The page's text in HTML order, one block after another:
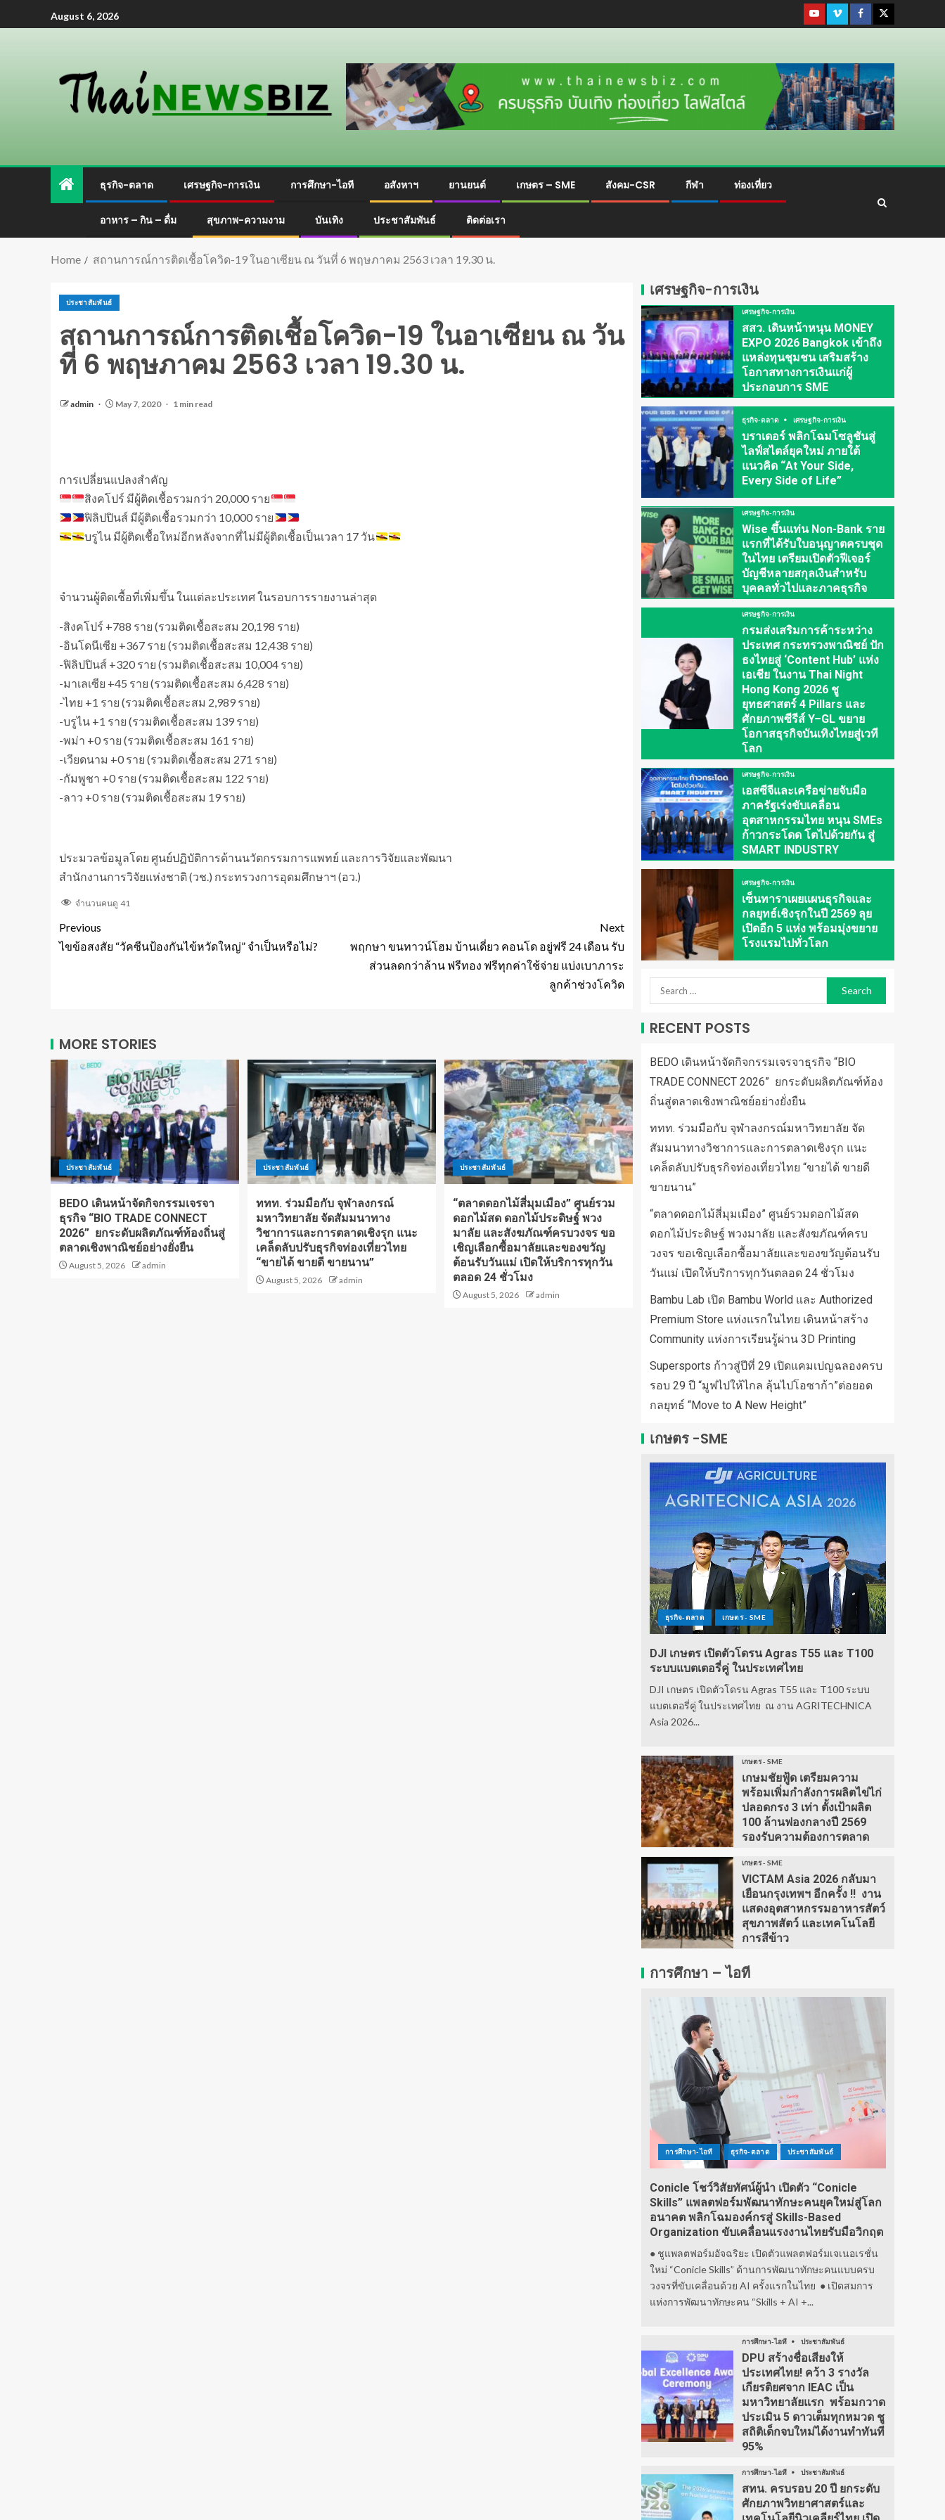
August 6, 2026
ธุรกิจ-ตลาด เศรษฐกิจ-การเงิน การศึกษา-ไอที อสังหาฯ ยานยนต์ เกษตร – SME สังคม-CSR กีฬา ท่องเที่ยว
อาหาร – กิน – ดื่ม สุขภาพ-ความงาม บันเทิง ประชาสัมพันธ์ ติดต่อเรา
Home สถานการณ์การติดเชื้อโควิด-19 ในอาเซียน ณ วันที่ 6 พฤษภาคม 2563 เวลา 19.30 น.
ประชาสัมพันธ์
สถานการณ์การติดเชื้อโควิด-19 ในอาเซียน ณ วัน
ที่ 6 พฤษภาคม 2563 เวลา 19.30 น.
admin May 7, 2020 1 min read
การเปลี่ยนแปลงสำคัญ
สิงคโปร์ มีผู้ติดเชื้อรวมกว่า 20,000 ราย
ฟิลิปปินส์ มีผู้ติดเชื้อรวมกว่า 10,000 ราย
บรูไน มีผู้ติดเชื้อใหม่อีกหลังจากที่ไม่มีผู้ติดเชื้อเป็นเวลา 17 วัน
จำนวนผู้ติดเชื้อที่เพิ่มขึ้น ในแต่ละประเทศ ในรอบการรายงานล่าสุด
-สิงคโปร์ +788 ราย (รวมติดเชื้อสะสม 20,198 ราย)
-อินโดนีเซีย +367 ราย (รวมติดเชื้อสะสม 12,438 ราย)
-ฟิลิปปินส์ +320 ราย (รวมติดเชื้อสะสม 10,004 ราย)
-มาเลเซีย +45 ราย (รวมติดเชื้อสะสม 6,428 ราย)
-ไทย +1 ราย (รวมติดเชื้อสะสม 2,989 ราย)
-บรูไน +1 ราย (รวมติดเชื้อสะสม 139 ราย)
-พม่า +0 ราย (รวมติดเชื้อสะสม 161 ราย)
-เวียดนาม +0 ราย (รวมติดเชื้อสะสม 271 ราย)
-กัมพูชา +0 ราย (รวมติดเชื้อสะสม 122 ราย)
-ลาว +0 ราย (รวมติดเชื้อสะสม 19 ราย)
ประมวลข้อมูลโดย ศูนย์ปฏิบัติการด้านนวัตกรรมการแพทย์ และการวิจัยและพัฒนา
สำนักงานการวิจัยแห่งชาติ (วช.) กระทรวงการอุดมศึกษาฯ (อว.)
จำนวนคนดู 41
Previous
ไขข้อสงสัย “วัคซีนป้องกันไข้หวัดใหญ่” จำเป็นหรือไม่?
Next
พฤกษา ขนทาวน์โฮม บ้านเดี่ยว คอนโด อยู่ฟรี 24 เดือน รับ
ส่วนลดกว่าล้าน ฟรีทอง ฟรีทุกค่าใช้จ่าย แบ่งเบาภาระ
ลูกค้าช่วงโควิด
MORE STORIES
ประชาสัมพันธ์
BEDO เดินหน้าจัดกิจกรรมเจรจา
ธุรกิจ “BIO TRADE CONNECT
2026” ยกระดับผลิตภัณฑ์ท้องถิ่นสู่
ตลาดเชิงพาณิชย์อย่างยั่งยืน
August 5, 2026 admin
ประชาสัมพันธ์
ททท. ร่วมมือกับ จุฬาลงกรณ์
มหาวิทยาลัย จัดสัมมนาทาง
วิชาการและการตลาดเชิงรุก แนะ
เคล็ดลับปรับธุรกิจท่องเที่ยวไทย
“ขายได้ ขายดี ขายนาน”
August 5, 2026 admin
ประชาสัมพันธ์
“ตลาดดอกไม้สี่มุมเมือง” ศูนย์รวม
ดอกไม้สด ดอกไม้ประดิษฐ์ พวง
มาลัย และสังฆภัณฑ์ครบวงจร ขอ
เชิญเลือกซื้อมาลัยและของขวัญ
ต้อนรับวันแม่ เปิดให้บริการทุกวัน
ตลอด 24 ชั่วโมง
August 5, 2026 admin
เศรษฐกิจ-การเงิน
เศรษฐกิจ-การเงิน
สสว. เดินหน้าหนุน MONEY
EXPO 2026 Bangkok เข้าถึง
แหล่งทุนชุมชน เสริมสร้าง
โอกาสทางการเงินแก่ผู้
ประกอบการ SME
ธุรกิจ-ตลาด เศรษฐกิจ-การเงิน
บราเดอร์ พลิกโฉมโซลูชันสู่
ไลฟ์สไตล์ยุคใหม่ ภายใต้
แนวคิด “At Your Side,
Every Side of Life”
เศรษฐกิจ-การเงิน
Wise ขึ้นแท่น Non-Bank ราย
แรกที่ได้รับใบอนุญาตครบชุด
ในไทย เตรียมเปิดตัวฟีเจอร์
บัญชีหลายสกุลเงินสำหรับ
บุคคลทั่วไปและภาคธุรกิจ
เศรษฐกิจ-การเงิน
กรมส่งเสริมการค้าระหว่าง
ประเทศ กระทรวงพาณิชย์ ปัก
ธงไทยสู่ ‘Content Hub’ แห่ง
เอเชีย ในงาน Thai Night
Hong Kong 2026 ชู
ยุทธศาสตร์ 4 Pillars และ
ศักยภาพซีรีส์ Y–GL ขยาย
โอกาสธุรกิจบันเทิงไทยสู่เวที
โลก
เศรษฐกิจ-การเงิน
เอสซีจีและเครือข่ายจับมือ
ภาครัฐเร่งขับเคลื่อน
อุตสาหกรรมไทย หนุน SMEs
ก้าวกระโดด โตไปด้วยกัน สู่
SMART INDUSTRY
เศรษฐกิจ-การเงิน
เซ็นทาราเผยแผนธุรกิจและ
กลยุทธ์เชิงรุกในปี 2569 ลุย
เปิดอีก 5 แห่ง พร้อมมุ่งขยาย
โรงแรมไปทั่วโลก
RECENT POSTS
BEDO เดินหน้าจัดกิจกรรมเจรจาธุรกิจ “BIO
TRADE CONNECT 2026” ยกระดับผลิตภัณฑ์ท้อง
ถิ่นสู่ตลาดเชิงพาณิชย์อย่างยั่งยืน
ททท. ร่วมมือกับ จุฬาลงกรณ์มหาวิทยาลัย จัด
สัมมนาทางวิชาการและการตลาดเชิงรุก แนะ
เคล็ดลับปรับธุรกิจท่องเที่ยวไทย “ขายได้ ขายดี
ขายนาน”
“ตลาดดอกไม้สี่มุมเมือง” ศูนย์รวมดอกไม้สด
ดอกไม้ประดิษฐ์ พวงมาลัย และสังฆภัณฑ์ครบ
วงจร ขอเชิญเลือกซื้อมาลัยและของขวัญต้อนรับ
วันแม่ เปิดให้บริการทุกวันตลอด 24 ชั่วโมง
Bambu Lab เปิด Bambu World และ Authorized
Premium Store แห่งแรกในไทย เดินหน้าสร้าง
Community แห่งการเรียนรู้ผ่าน 3D Printing
Supersports ก้าวสู่ปีที่ 29 เปิดแคมเปญฉลองครบ
รอบ 29 ปี “มูฟไปให้ไกล ลุ้นไปโอซาก้า”ต่อยอด
กลยุทธ์ “Move to A New Height”
เกษตร -SME
ธุรกิจ-ตลาด เกษตร - SME
DJI เกษตร เปิดตัวโดรน Agras T55 และ T100
ระบบแบตเตอรี่คู่ ในประเทศไทย
DJI เกษตร เปิดตัวโดรน Agras T55 และ T100 ระบบ
แบตเตอรี่คู่ ในประเทศไทย ณ งาน AGRITECHNICA
Asia 2026...
เกษตร - SME
เกษมชัยฟู้ด เตรียมความ
พร้อมเพิ่มกำลังการผลิตไข่ไก่
ปลอดกรง 3 เท่า ตั้งเป้าผลิต
100 ล้านฟองกลางปี 2569
รองรับความต้องการตลาด
เกษตร - SME
VICTAM Asia 2026 กลับมา
เยือนกรุงเทพฯ อีกครั้ง !! งาน
แสดงอุตสาหกรรมอาหารสัตว์
สุขภาพสัตว์ และเทคโนโลยี
การสีข้าว
การศึกษา – ไอที
การศึกษา-ไอที ธุรกิจ-ตลาด ประชาสัมพันธ์
Conicle โชว์วิสัยทัศน์ผู้นำ เปิดตัว “Conicle
Skills” แพลตฟอร์มพัฒนาทักษะคนยุคใหม่สู่โลก
อนาคต พลิกโฉมองค์กรสู่ Skills-Based
Organization ขับเคลื่อนแรงงานไทยรับมือวิกฤต
● ชูแพลตฟอร์มอัจฉริยะ เปิดตัวแพลตฟอร์มเจเนอเรชั่น
ใหม่ “Conicle Skills” ด้านการพัฒนาทักษะคนแบบครบ
วงจรที่ขับเคลื่อนด้วย AI ครั้งแรกในไทย ● เปิดสมการ
แห่งการพัฒนาทักษะคน “Skills + AI +...
การศึกษา-ไอที ประชาสัมพันธ์
DPU สร้างชื่อเสียงให้
ประเทศไทย! คว้า 3 รางวัล
เกียรติยศจาก IEAC เป็น
มหาวิทยาลัยแรก พร้อมกวาด
ประเมิน 5 ดาวเต็มทุกหมวด ชู
สถิติเด็กจบใหม่ได้งานทำทันที
95%
การศึกษา-ไอที ประชาสัมพันธ์
สทน. ครบรอบ 20 ปี ยกระดับ
ศักยภาพวิทยาศาสตร์และ